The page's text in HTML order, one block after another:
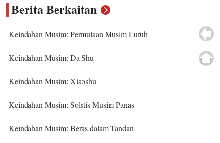
Berita Berkaitan
Keindahan Musim: Permulaan Musim Luruh
Keindahan Musim: Da Shu
Keindahan Musim: Xiaoshu
Keindahan Musim: Solstis Musim Panas
Keindahan Musim: Beras dalam Tandan